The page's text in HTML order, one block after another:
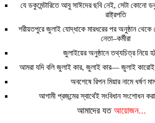
যে ডকুমেন্টারিতে আবু সাঈদের ছবি নেই, সেটা কোনো
রাষ্ট্রপতি
শরীয়তপুরে জুলাই যোদ্ধাকে মারধরের পর অনুষ্ঠান থেকে
নেতা–কর্মীরা
জুলাইয়ের অনুষ্ঠানে তথ্যচিত্র নিয়ে
আমরা যদি বলি জুলাই কার, জুলাই কার— জুলাই কারোই
অবশেষে রিপন মিয়ার নামে ধর্ষণ
আগামী প্রজন্মের স্বার্থেই সংবিধান সংশোধন
আমাদের যত আয়োজন...